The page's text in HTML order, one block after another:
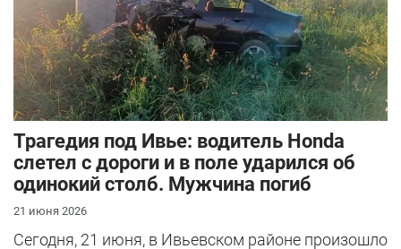
Трагедия под Ивье: водитель Honda
слетел с дороги и в поле ударился об
одинокий столб. Мужчина погиб
21 июня 2026
Сегодня, 21 июня, в Ивьевском районе произошло